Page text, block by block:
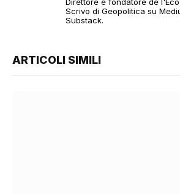
Scrivo di Geopolitica su
Substack.
ARTICOLI SIMILI